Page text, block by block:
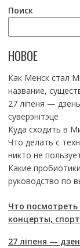
Поиск
НОВОЕ
Как Менск стал
название,
27 ліпеня —
суверэнітэце
Куда сходить в
Что делать с
никто не
Какие
руководство по
Что
концерты,
27 ліпеня —